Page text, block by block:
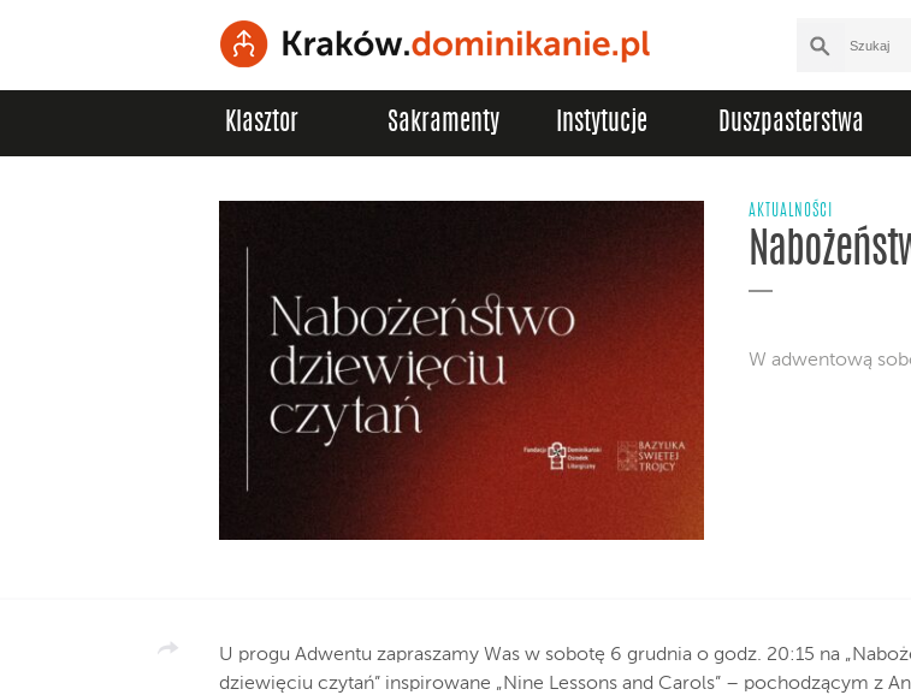
Klasztor Sakramenty Instytucje Duszpasterstwa
AKTUALNOŚCI
W adwentową
U progu Adwentu zapraszamy Was w sobotę 6 grudnia o godz. 20:15 na
dziewięciu czytań” inspirowane „Nine Lessons and Carols” – pochodzącym z